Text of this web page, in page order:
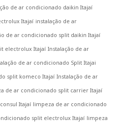
de ar condicionado daikin Itajaí
Itajaí instalação de ar
de ar condicionado split daikin Itajaí
electrolux Itajaí Instalação de ar
de ar condicionado Split Itajai
split komeco Itajaí Instalação de ar
de ar condicionado split carrier Itajaí
Itajaí limpeza de ar condicionado
split electrolux Itajaí limpeza